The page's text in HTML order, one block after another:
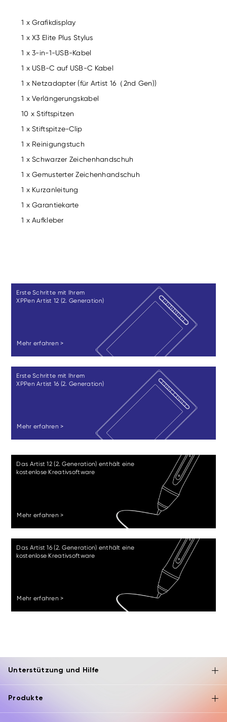
1 x Grafikdisplay
1 x X3 Elite Plus Stylus
1 x 3-in-1-USB-Kabel
1 x USB-C auf USB-C Kabel
1 x Netzadapter (für Artist 16（2nd Gen))
1 x Verlängerungskabel
10 x Stiftspitzen
1 x Stiftspitze-Clip
1 x Reinigungstuch
1 x Schwarzer Zeichenhandschuh
1 x Gemusterter Zeichenhandschuh
1 x Kurzanleitung
1 x Garantiekarte
1 x Aufkleber
Erste Schritte mit Ihrem
XPPen Artist 12 (2. Generation)
Mehr erfahren >
Erste Schritte mit Ihrem
XPPen Artist 16 (2. Generation)
Mehr erfahren >
Das Artist 12 (2. Generation) enthält eine
kostenlose Kreativsoftware
Mehr erfahren >
Das Artist 16 (2. Generation) enthält eine
kostenlose Kreativsoftware
Mehr erfahren >
Unterstützung und Hilfe
Produkte